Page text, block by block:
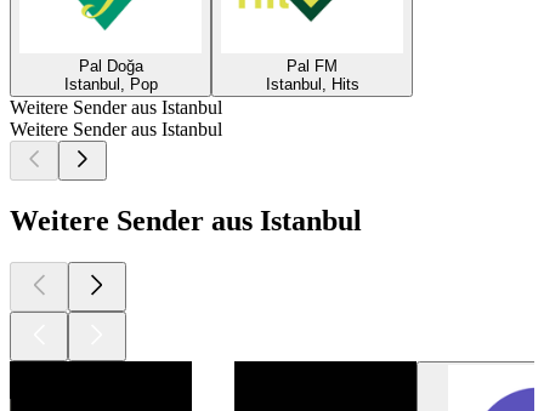
Pal Doğa
Istanbul, Pop
Pal FM
Istanbul, Hits
Weitere Sender aus Istanbul
Weitere Sender aus Istanbul
Weitere Sender aus Istanbul